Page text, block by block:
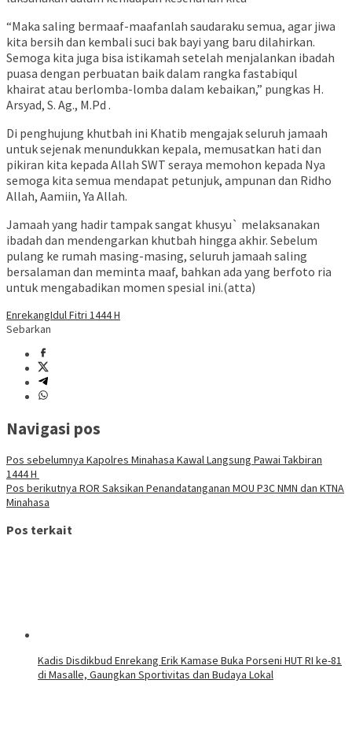
“Maka saling bermaaf-maafanlah saudaraku semua, agar jiwa
kita bersih dan kembali suci bak bayi yang baru dilahirkan.
Semoga kita juga bisa istikamah setelah menjalankan ibadah
puasa dengan perbuatan baik dalam rangka fastabiqul
khairat atau berlomba-lomba dalam kebaikan,” pungkas H.
Arsyad, S. Ag., M.Pd .
Di penghujung khutbah ini Khatib mengajak seluruh jamaah
untuk sejenak menundukkan kepala, memusatkan hati dan
pikiran kita kepada Allah SWT seraya memohon kepada Nya
semoga kita semua mendapat petunjuk, ampunan dan Ridho
Allah, Aamiin, Ya Allah.
Jamaah yang hadir tampak sangat khusyu` melaksanakan
ibadah dan mendengarkan khutbah hingga akhir. Sebelum
pulang ke rumah masing-masing, seluruh jamaah saling
bersalaman dan meminta maaf, bahkan ada yang berfoto ria
untuk mengabadikan momen spesial ini.(atta)
EnrekangIdul Fitri 1444 H
Sebarkan
Navigasi pos
Pos sebelumnya Kapolres Minahasa Kawal Langsung Pawai Takbiran
1444 H
Pos berikutnya ROR Saksikan Penandatanganan MOU P3C NMN dan KTNA
Minahasa
Pos terkait
Kadis Disdikbud Enrekang Erik Kamase Buka Porseni HUT RI ke-81
di Masalle, Gaungkan Sportivitas dan Budaya Lokal